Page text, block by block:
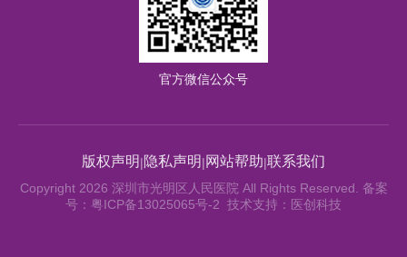
官方微信公众号
版权声明|隐私声明|网站帮助|联系我们
Copyright 2026 深圳市光明区人民医院 All Rights Reserved. 备案
号：粤ICP备13025065号-2 技术支持：医创科技